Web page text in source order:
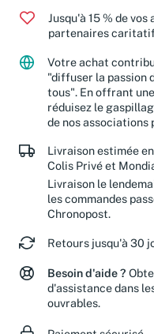
Jusqu'à 15 % de vos
partenaires
Votre achat
"diffuser la passion
tous". En offrant
réduisez le
de nos associations
Livraison estimée en
Colis Privé et
Livraison le
les commandes
Retours jusqu'à 30
Besoin d'aide ?
d'assistance dans